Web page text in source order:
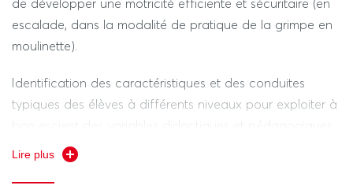
de développer une motricité efficiente et sécuritaire (en
escalade, dans la modalité de pratique de la grimpe en
moulinette).
Identification des caractéristiques et des conduites
typiques des élèves à différents niveaux pour exploiter à
bon escient des variables didactiques et pédagogiques
afin de construire et de vivre des situations
Lire plus